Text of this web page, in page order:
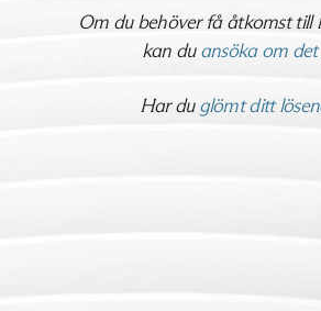
Om du behöver få åtkomst till
kan duansöka om
Har duglömt ditt